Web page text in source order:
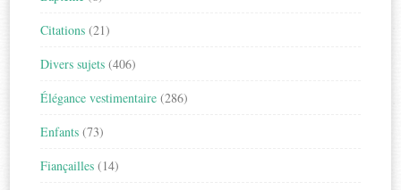
Citations (21)
Divers sujets (406)
Élégance vestimentaire (286)
Enfants (73)
Fiançailles (14)